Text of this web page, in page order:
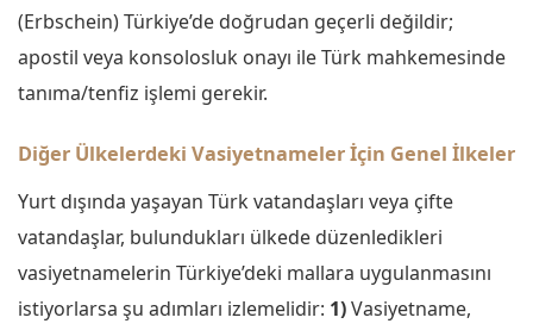
(Erbschein) Türkiye’de doğrudan geçerli değildir;
apostil veya konsolosluk onayı ile Türk mahkemesinde
tanıma/tenfiz işlemi gerekir.
Diğer Ülkelerdeki Vasiyetnameler İçin Genel İlkeler
Yurt dışında yaşayan Türk vatandaşları veya çifte
vatandaşlar, bulundukları ülkede düzenledikleri
vasiyetnamelerin Türkiye’deki mallara uygulanmasını
istiyorlarsa şu adımları izlemelidir: 1)Vasiyetname,